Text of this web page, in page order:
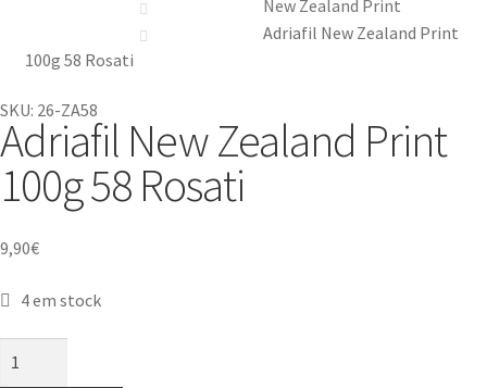
New Zealand Print
Adriafil New Zealand Print
100g 58 Rosati
SKU: 26-ZA58
Adriafil New Zealand Print
100g 58 Rosati
9,90€
4 em stock